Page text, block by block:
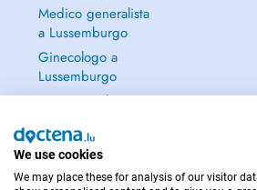
Medico generalista
a Lussemburgo
Ginecologo a
Lussemburgo
Continua a leggere
We use cookies
We may place these for analysis of our visitor